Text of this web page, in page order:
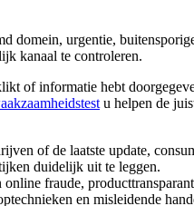
domein, urgentie,
kanaal te controleren.
of informatie hebt
u helpen de
of de laatste update,
duidelijk uit te leggen.
fraude,
en misleidende